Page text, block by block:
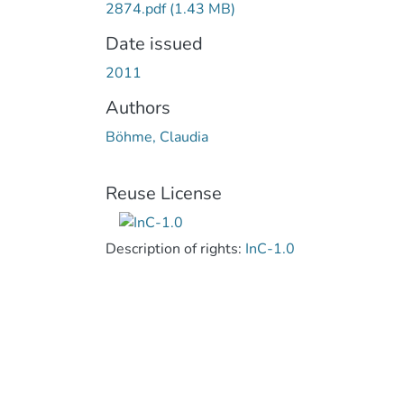
2874.pdf(1.43 MB)
Date issued
2011
Authors
Böhme, Claudia
Reuse License
Description of rights: InC-1.0